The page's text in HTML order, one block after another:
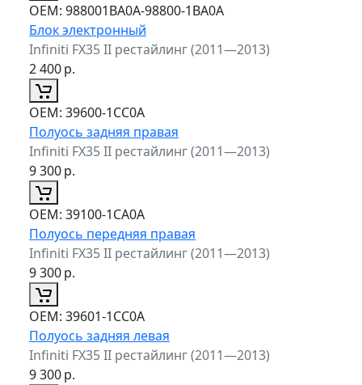
ОЕМ: 988001BA0A-98800-1BA0A
Блок электронный
Infiniti FX35 II рестайлинг (2011—2013)
2 400р.
ОЕМ: 39600-1CC0A
Полуось задняя правая
Infiniti FX35 II рестайлинг (2011—2013)
9 300р.
ОЕМ: 39100-1CA0A
Полуось передняя правая
Infiniti FX35 II рестайлинг (2011—2013)
9 300р.
ОЕМ: 39601-1CC0A
Полуось задняя левая
Infiniti FX35 II рестайлинг (2011—2013)
9 300р.